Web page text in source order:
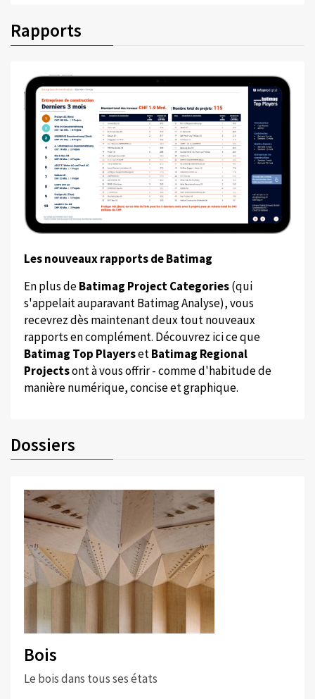
Rapports
Les nouveaux rapports de Batimag
En plus deBatimag Project Categories(qui
s'appelait auparavant Batimag Analyse), vous
recevrez dès maintenant deux tout nouveaux
rapports en complément. Découvrez ici ce que
Batimag Top PlayersetBatimag Regional
Projectsont à vous offrir - comme d'habitude de
manière numérique, concise et graphique.
Dossiers
Bois
Le bois dans tous ses états